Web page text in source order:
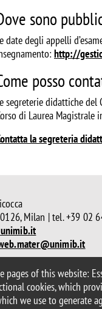
pages of this website:
cookies, which
we use to generate
sono
date degli appelli
http://
posso
segreterie didattiche del
di Laurea Magistrale
la segreteria
Milan | tel. +39 02
Accessibility statement